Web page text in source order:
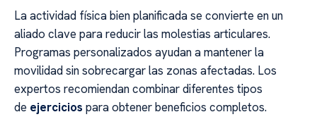
La actividad física bien planificada se convierte en un
aliado clave para reducir las molestias articulares.
Programas personalizados ayudan a mantener la
movilidad sin sobrecargar las zonas afectadas. Los
expertos recomiendan combinar diferentes tipos
de ejercicios para obtener beneficios completos.